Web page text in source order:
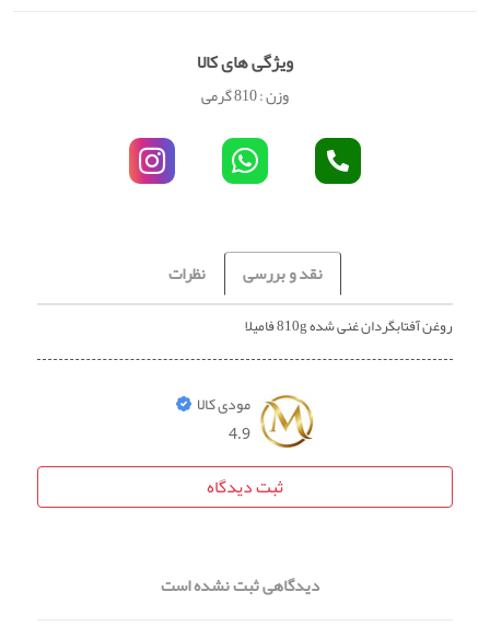
ویژگی های کالا
وزن : 810 گرمی
نقد و بررسی نظرات
روغن آفتابگردان غنی شده 810g فامیلا
مودی کالا
4.9
ثبت دیدگاه
دیدگاهی ثبت نشده است